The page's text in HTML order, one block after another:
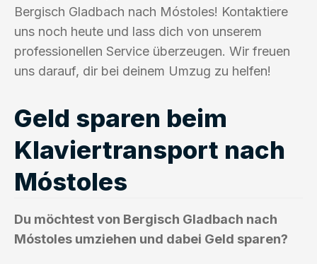
Bergisch Gladbach nach Móstoles! Kontaktiere
uns noch heute und lass dich von unserem
professionellen Service überzeugen. Wir freuen
uns darauf, dir bei deinem Umzug zu helfen!
Geld sparen beim
Klaviertransport nach
Móstoles
Du möchtest von Bergisch Gladbach nach
Móstoles umziehen und dabei Geld sparen?